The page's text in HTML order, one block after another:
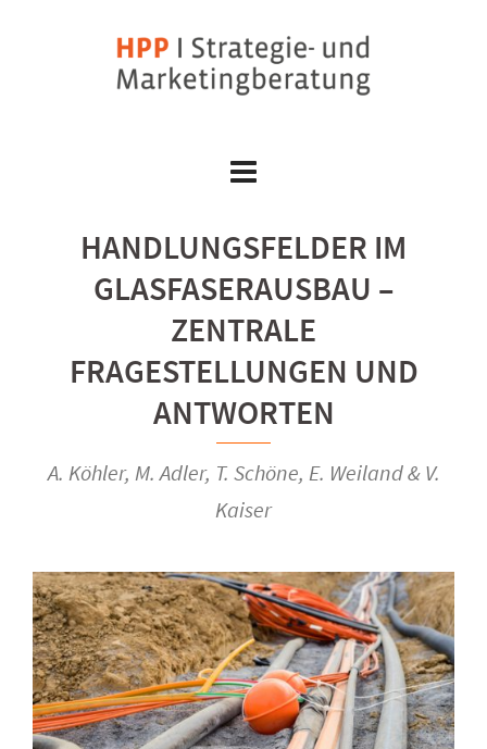
HANDLUNGSFELDER IM
GLASFASERAUSBAU –
ZENTRALE
FRAGESTELLUNGEN UND
ANTWORTEN
A. Köhler, M. Adler, T. Schöne, E. Weiland & V.
Kaiser